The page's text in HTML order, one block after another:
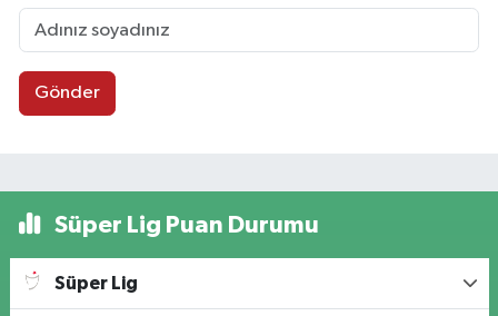
Gönder
Süper Lig Puan Durumu
Süper Lig